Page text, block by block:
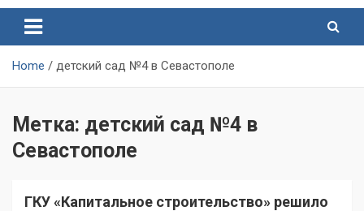
Севастополя
Севастополя
Home детский сад №4 в Севастополе
Метка: детский сад №4 в
Севастополе
ГКУ «Капитальное строительство» решило